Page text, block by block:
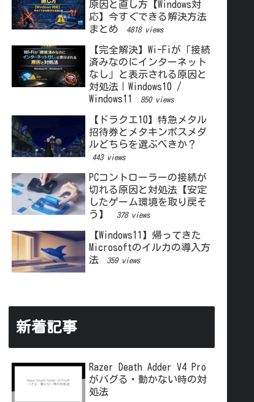
原因と直し方【Windows対
応】今すぐできる解決方法
まとめ
4818 views
【完全解決】Wi-Fiが「接続
済みなのにインターネット
なし」と表示される原因と
対処法｜Windows10 /
Windows11
850 views
【ドラクエ10】特急メタル
招待券とメタキンボスメダ
ルどちらを選ぶべきか？
443 views
PCコントローラーの接続が
切れる原因と対処法【安定
したゲーム環境を取り戻そ
う】
378 views
【Windows11】帰ってきた
Microsoftのイルカの導入方
法
359 views
新着記事
Razer Death Adder V4 Pro
がバグる・動かない時の対
処法